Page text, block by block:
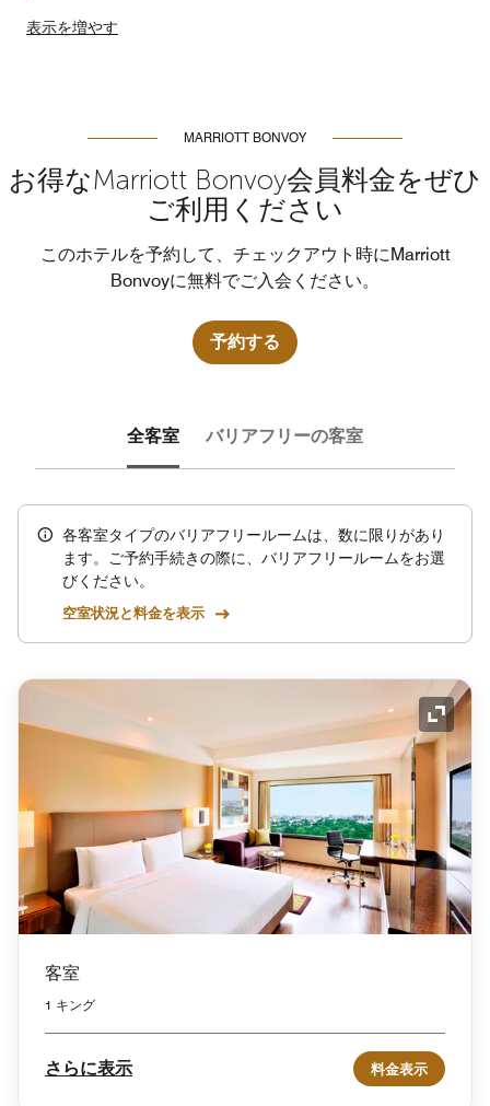
表示を増やす
MARRIOTT BONVOY
お得なMarriott Bonvoy会員料金をぜひ
ご利用ください
このホテルを予約して、チェックアウト時にMarriott
Bonvoyに無料でご入会ください。
予約する
全客室 バリアフリーの客室
各客室タイプのバリアフリールームは、数に限りがあり
ます。ご予約手続きの際に、バリアフリールームをお選
びください。
空室状況と料金を表示
アイ
客室
1 キング
さらに表示 料金表示